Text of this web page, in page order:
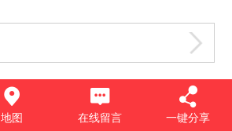
地图 在线留言 一键分享